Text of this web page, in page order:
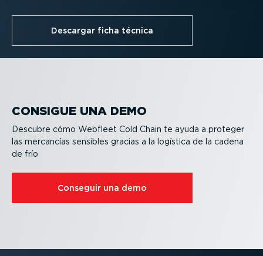
Descargar ficha técnica
CONSIGUE UNA DEMO
Descubre cómo Webfleet Cold Chain te ayuda a proteger
las mercancías sensibles gracias a la logística de la cadena
de frío
Conseguir una demo